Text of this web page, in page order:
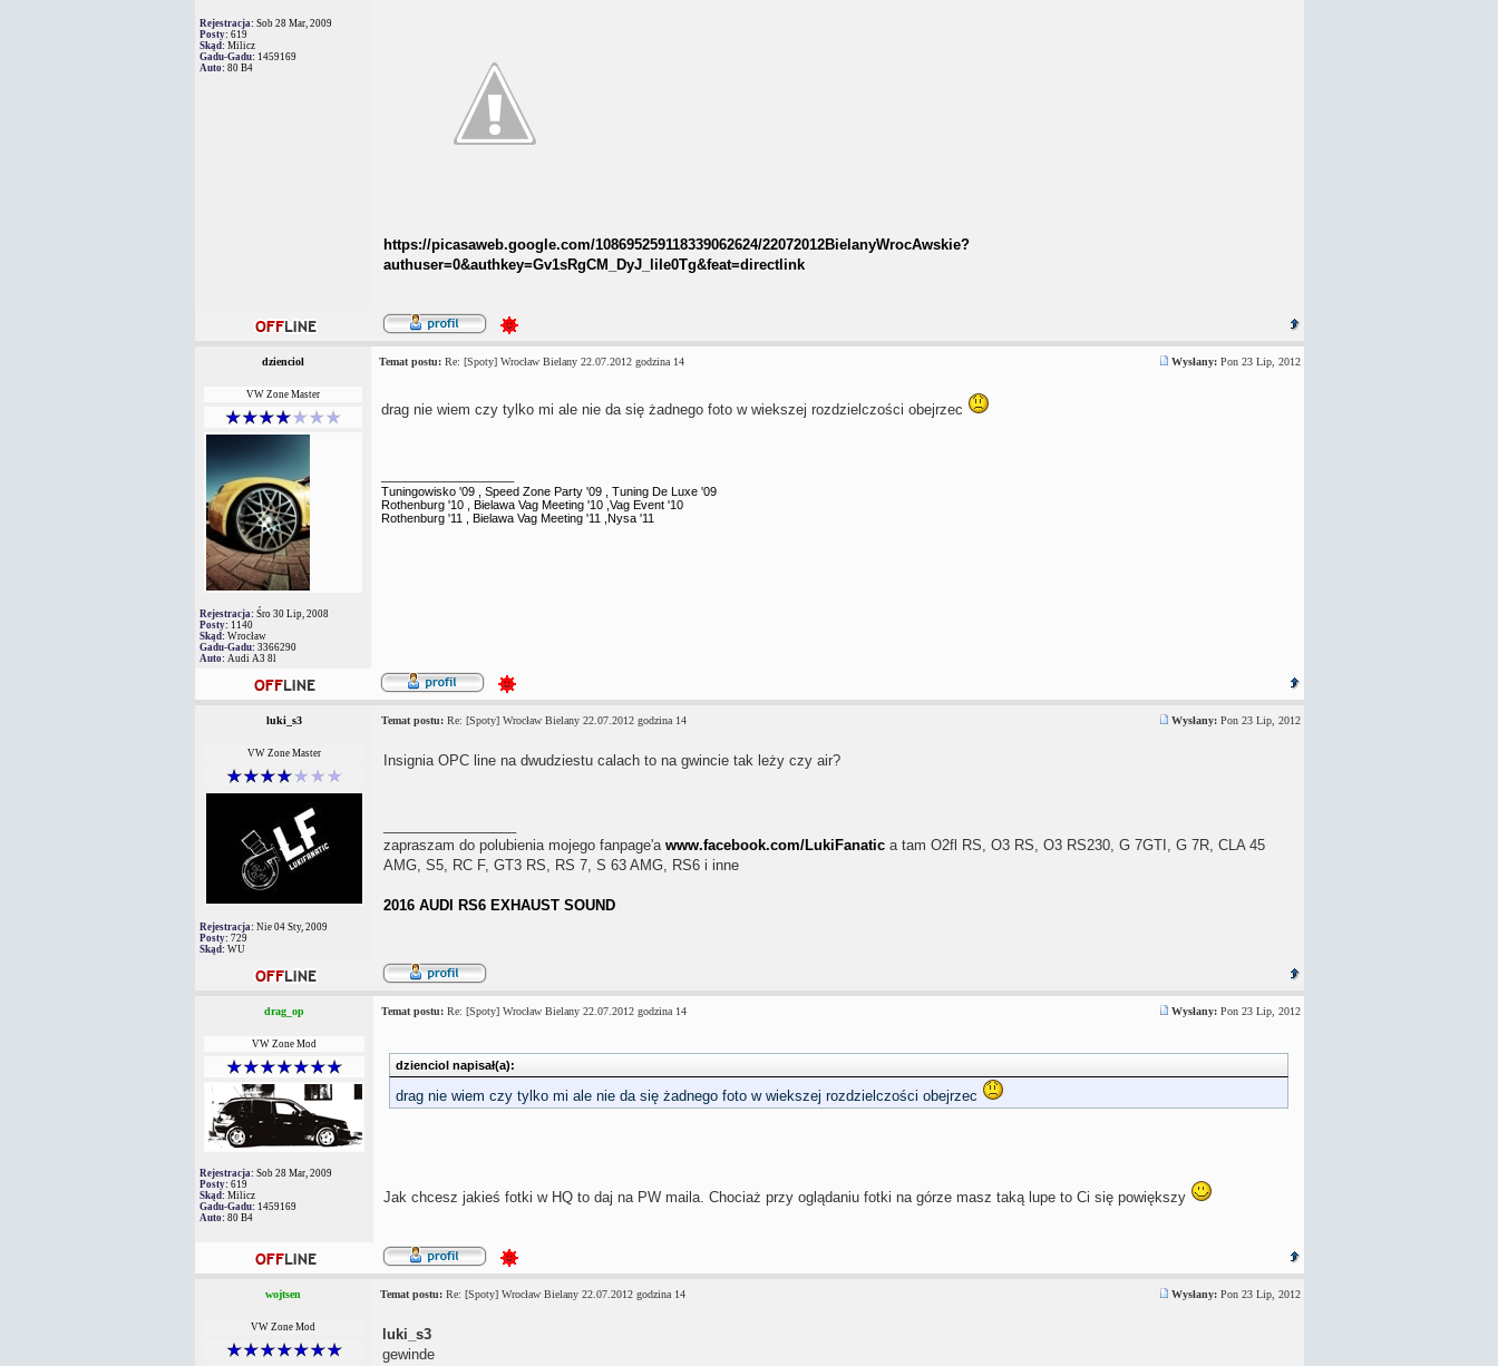
Rejestracja: Sob 28 Mar, 2009
Posty: 619
Skąd: Milicz
Gadu-Gadu: 1459169
Auto: 80 B4
https://picasaweb.google.com/108695259118339062624/22072012BielanyWrocAwskie?
authuser=0&authkey=Gv1sRgCM_DyJ_liIe0Tg&feat=directlink
dzienciol Temat postu:Re: [Spoty] Wrocław Bielany 22.07.2012 godzina 14 Wysłany:Pon 23 Lip, 2012
VW Zone Master
Rejestracja: Śro 30 Lip, 2008
Posty: 1140
Skąd: Wrocław
Gadu-Gadu: 3366290
Auto: Audi A3 8l
drag nie wiem czy tylko mi ale nie da się żadnego foto w wiekszej rozdzielczości obejrzec
Tuningowisko '09 , Speed Zone Party '09 , Tuning De Luxe '09
Rothenburg '10 , Bielawa Vag Meeting '10 ,Vag Event '10
Rothenburg '11 , Bielawa Vag Meeting '11 ,Nysa '11
luki_s3 Temat postu:Re: [Spoty] Wrocław Bielany 22.07.2012 godzina 14 Wysłany:Pon 23 Lip, 2012
VW Zone Master
Rejestracja: Nie 04 Sty, 2009
Posty: 729
Skąd: WU
Insignia OPC line na dwudziestu calach to na gwincie tak leży czy air?
zapraszam do polubienia mojego fanpage'a www.facebook.com/LukiFanatica tam O2fl RS, O3 RS, O3 RS230, G 7GTI, G 7R, CLA 45
AMG, S5, RC F, GT3 RS, RS 7, S 63 AMG, RS6 i inne
2016 AUDI RS6 EXHAUST SOUND
drag_op Temat postu:Re: [Spoty] Wrocław Bielany 22.07.2012 godzina 14 Wysłany:Pon 23 Lip, 2012
VW Zone Mod
Rejestracja: Sob 28 Mar, 2009
Posty: 619
Skąd: Milicz
Gadu-Gadu: 1459169
Auto: 80 B4
dzienciol napisał(a):
drag nie wiem czy tylko mi ale nie da się żadnego foto w wiekszej rozdzielczości obejrzec
Jak chcesz jakieś fotki w HQ to daj na PW maila. Chociaż przy oglądaniu fotki na górze masz taką lupe to Ci się powiększy
wojtsen Temat postu:Re: [Spoty] Wrocław Bielany 22.07.2012 godzina 14 Wysłany:Pon 23 Lip, 2012
VW Zone Mod
luki_s3
gewinde